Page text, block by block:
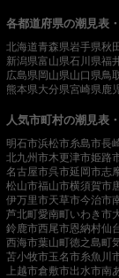
各都道府県の潮見表
北海道青森県岩手県秋
新潟県富山県石川県福
広島県岡山県山口県鳥
熊本県大分県宮崎県 鹿
人気市町村の潮見表
明石市浜松市糸島市長
北九州市木更津市姫路
名古屋市呉市延岡市志
松山市福山市横須賀市
伊万里市天草市今治市
芦北町愛南町いわき市
鈴鹿市西尾市恩納村仙
西海市葉山町徳之島町
苫小牧市玉名市糸魚川
上越市倉敷市出水市南